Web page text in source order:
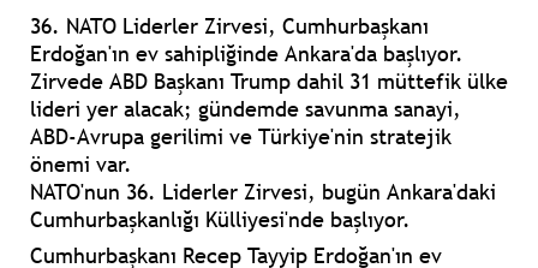
36. NATO Liderler Zirvesi, Cumhurbaşkanı
Erdoğan'ın ev sahipliğinde Ankara'da başlıyor.
Zirvede ABD Başkanı Trump dahil 31 müttefik ülke
lideri yer alacak; gündemde savunma sanayi,
ABD-Avrupa gerilimi ve Türkiye'nin stratejik
önemi var.
NATO'nun 36. Liderler Zirvesi, bugün Ankara'daki
Cumhurbaşkanlığı Külliyesi'nde başlıyor.
Cumhurbaşkanı Recep Tayyip Erdoğan'ın ev